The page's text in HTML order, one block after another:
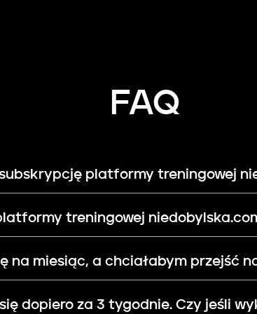
FAQ
platformy treningowej
treningowej
na miesiąc, a chciałabym przejść
dopiero za 3 tygodnie. Czy jeśli